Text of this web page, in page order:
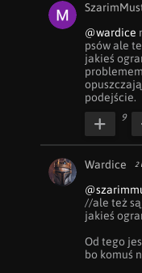
@wardice
psów ale
jakieś
podejście.
9
Wardice 2
//ale też
jakieś
Od tego
bo komuś